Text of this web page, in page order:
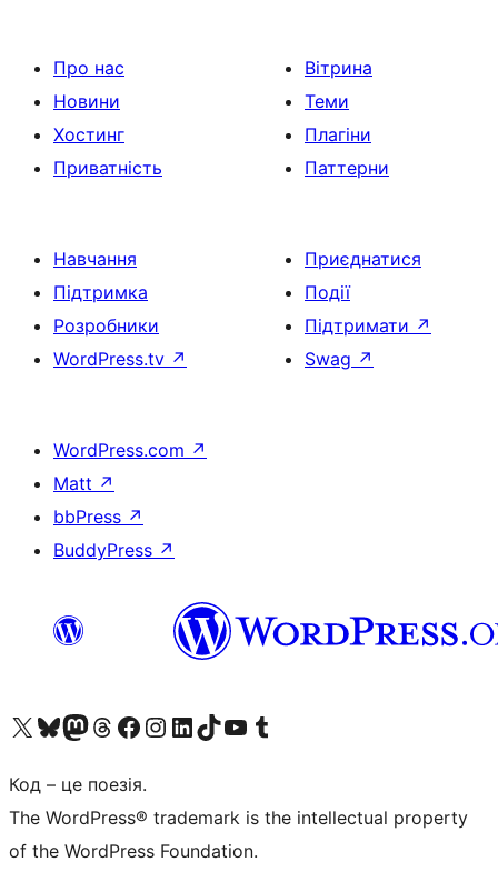
Про нас
Новини
Хостинг
Приватність
Вітрина
Теми
Плагіни
Паттерни
Навчання
Підтримка
Розробники
WordPress.tv ↗
Приєднатися
Події
Підтримати ↗
Swag ↗
WordPress.com ↗
Matt ↗
bbPress ↗
BuddyPress ↗
Visit our X (formerly Twitter) account
Visit our Bluesky account
Завітайте до нашої стрічки в Mastodon
Visit our Threads account
Завітайте на нашу сторінку в Facebook
Visit our Instagram account
Visit our LinkedIn account
Visit our TikTok account
Visit our YouTube channel
Visit our Tumblr account
Код – це поезія.
The WordPress® trademark is the intellectual property
of the WordPress Foundation.